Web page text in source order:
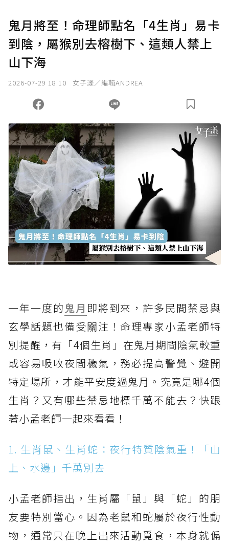
鬼月將至！命理師點名「4生肖」易卡
到陰，屬猴別去榕樹下、這類人禁上
山下海
2026-07-29 18:10 女子漾／編輯ANDREA
一年一度的鬼月 即將到來，許多民間禁忌與
玄學話題也備受關注！命理專家小孟老師特
別提醒，有「4個生肖」在鬼月期間陰氣較重
或容易吸收夜間穢氣，務必提高警覺、避開
特定場所，才能平安度過鬼月。究竟是哪4個
生肖？又有哪些禁忌地標千萬不能去？快跟
著小孟老師一起來看看！
1. 生肖鼠、生肖蛇：夜行特質陰氣重！「山
上、水邊」千萬別去
小孟老師指出，生肖屬「鼠」與「蛇」的朋
友要特別當心。因為老鼠和蛇屬於夜行性動
物，通常只在晚上出來活動覓食，本身就偏